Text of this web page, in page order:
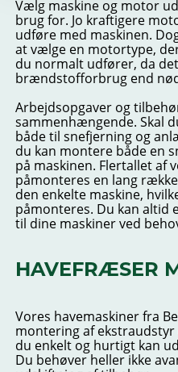
Vælg maskine og motor
brug for. Jo kraftigere
udføre med maskinen.
at vælge en motortype,
du normalt udfører, da
brændstofforbrug end
Arbejdsopgaver og
sammenhængende. Skal
både til snefjerning og
du kan montere både en
på maskinen. Flertallet af
påmonteres en lang
den enkelte maskine,
påmonteres. Du kan altid
til dine maskiner ved
HAVEFRÆSER
Vores havemaskiner fra
montering af
du enkelt og hurtigt kan
Du behøver heller ikke